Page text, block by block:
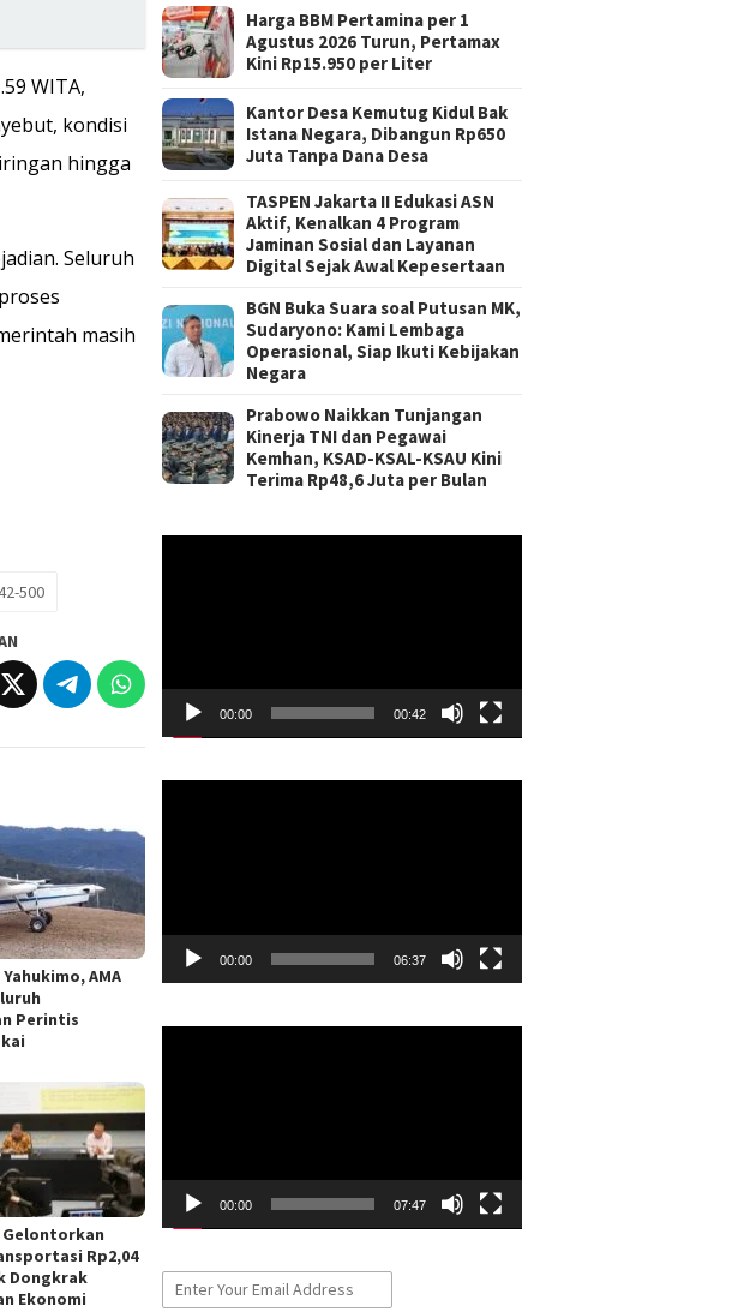
WITA,
kondisi
hingga
Seluruh
masih
500
AMA
Perintis
Rp2,04
Dongkrak
Ekonomi
Harga BBM Pertamina per 1
Agustus 2026 Turun, Pertamax
Kini Rp15.950 per Liter
Kantor Desa Kemutug Kidul Bak
Istana Negara, Dibangun Rp650
Juta Tanpa Dana Desa
TASPEN Jakarta II Edukasi ASN
Aktif, Kenalkan 4 Program
Jaminan Sosial dan Layanan
Digital Sejak Awal Kepesertaan
BGN Buka Suara soal Putusan MK,
Sudaryono: Kami Lembaga
Operasional, Siap Ikuti Kebijakan
Negara
Prabowo Naikkan Tunjangan
Kinerja TNI dan Pegawai
Kemhan, KSAD-KSAL-KSAU Kini
Terima Rp48,6 Juta per Bulan
00:00 00:42
00:00 06:37
00:00 07:47